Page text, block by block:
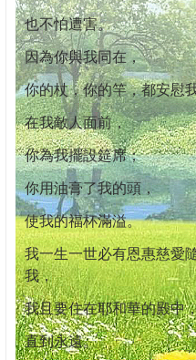
也不怕遭害。
因為你與我同在，
你的杖，你的竿，都安慰
在我敵人面前，
你為我擺設筵席；
你用油膏了我的頭，
使我的福杯滿溢。
我一生一世必有恩惠慈愛
我，
我且要住在耶和華的殿中
直到永遠。